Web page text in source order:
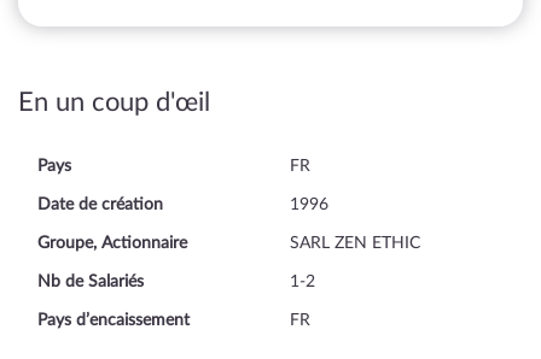
En un coup d'œil
Pays FR
Date de création 1996
Groupe, Actionnaire SARL ZEN ETHIC
Nb de Salariés 1-2
Pays d’encaissement FR